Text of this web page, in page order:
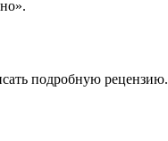
подробную рецензию.